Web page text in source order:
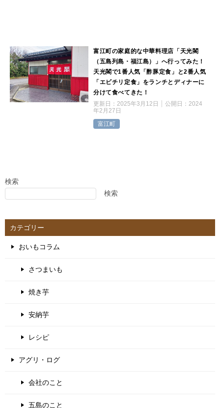
富江町の家庭的な中華料理店「天光閣
（五島列島・福江島）」へ行ってみた！
天光閣で1番人気「酢豚定食」と2番人気
「エビチリ定食」をランチとディナーに
分けて食べてきた！
更新日： 2025年3月12日 公開日： 2024
年2月27日
富江町
検索
検索
カテゴリー
おいもコラム
さつまいも
焼き芋
安納芋
レシピ
アグリ・ログ
会社のこと
五島のこと